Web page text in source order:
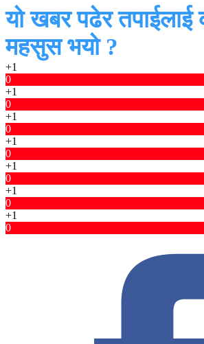
यो खबर पढेर तपाईलाई
महसुस भयो ?
+1
0
+1
0
+1
0
+1
0
+1
0
+1
0
+1
0